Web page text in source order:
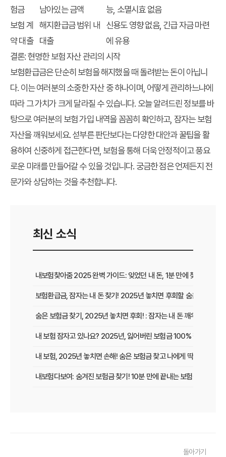
험금
남아있는 금액
능, 소멸시효 없음
보험 계
약 대출
해지환급금 범위 내
대출
신용도 영향 없음, 긴급 자금 마련
에 유용
결론: 현명한 보험 자산 관리의 시작
보험환급금은 단순히 보험을 해지했을 때 돌려받는 돈이 아닙니
다. 이는 여러분의 소중한 자산 중 하나이며, 어떻게 관리하느냐에
따라 그 가치가 크게 달라질 수 있습니다. 오늘 알려드린 정보를 바
탕으로 여러분의 보험 가입 내역을 꼼꼼히 확인하고, 잠자는 보험
자산을 깨워보세요. 섣부른 판단보다는 다양한 대안과 꿀팁을 활
용하여 신중하게 접근한다면, 보험을 통해 더욱 안정적이고 풍요
로운 미래를 만들어갈 수 있을 것입니다. 궁금한 점은 언제든지 전
문가와 상담하는 것을 추천합니다.
최신 소식
내보험찾아줌 2025 완벽 가이드: 잊었던 내 돈, 1분 만에 찾는 비법 공
보험환급금, 잠자는 내 돈 찾기! 2025년 놓치면 후회할 숨은 보험금
숨은 보험금 찾기, 2025년 놓치면 후회! : 잠자는 내 돈 깨우고 보험료
내 보험 잠자고 있나요? 2025년, 잃어버린 보험금 100% 찾는 법!
내 보험, 2025년 놓치면 손해! 숨은 보험금 찾고 나에게 딱 맞는 보장
내보험다보여: 숨겨진 보험금 찾기! 10분 만에 끝내는 보험금 청구 비법
돌아가기